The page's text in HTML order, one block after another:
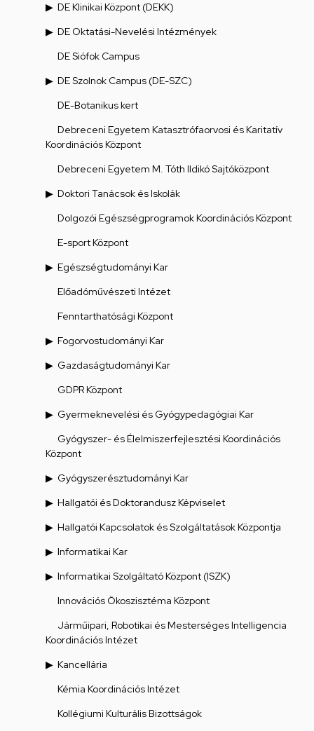
DE Klinikai Központ (DEKK)
DE Oktatási-Nevelési Intézmények
DE Siófok Campus
DE Szolnok Campus (DE-SZC)
DE-Botanikus kert
Debreceni Egyetem Katasztrófaorvosi és Karitatív
Koordinációs Központ
Debreceni Egyetem M. Tóth Ildikó Sajtóközpont
Doktori Tanácsok és Iskolák
Dolgozói Egészségprogramok Koordinációs Központ
E-sport Központ
Egészségtudományi Kar
Előadóművészeti Intézet
Fenntarthatósági Központ
Fogorvostudományi Kar
Gazdaságtudományi Kar
GDPR Központ
Gyermeknevelési és Gyógypedagógiai Kar
Gyógyszer- és Élelmiszerfejlesztési Koordinációs
Központ
Gyógyszerésztudományi Kar
Hallgatói és Doktorandusz Képviselet
Hallgatói Kapcsolatok és Szolgáltatások Központja
Informatikai Kar
Informatikai Szolgáltató Központ (ISZK)
Innovációs Ökoszisztéma Központ
Járműipari, Robotikai és Mesterséges Intelligencia
Koordinációs Intézet
Kancellária
Kémia Koordinációs Intézet
Kollégiumi Kulturális Bizottságok